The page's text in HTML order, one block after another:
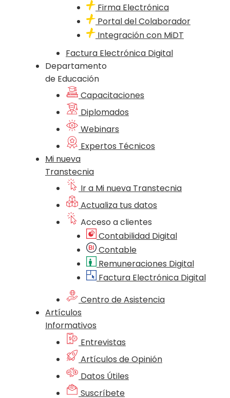
Firma Electrónica
Portal del Colaborador
Integración con MiDT
Factura Electrónica Digital
Departamento
de Educación
Capacitaciones
Diplomados
Webinars
Expertos Técnicos
Mi nueva
Transtecnia
Ir a Mi nueva Transtecnia
Actualiza tus datos
Acceso a clientes
Contabilidad Digital
Contable
Remuneraciones Digital
Factura Electrónica Digital
Centro de Asistencia
Artículos
Informativos
Entrevistas
Artículos de Opinión
Datos Útiles
Suscríbete